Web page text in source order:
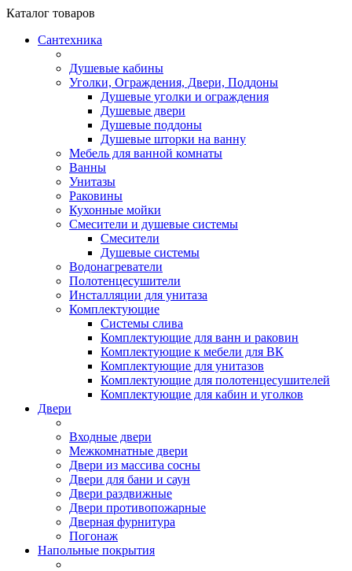
Каталог товаров
Сантехника
Душевые кабины
Уголки, Ограждения, Двери, Поддоны
Душевые уголки и ограждения
Душевые двери
Душевые поддоны
Душевые шторки на ванну
Мебель для ванной комнаты
Ванны
Унитазы
Раковины
Кухонные мойки
Смесители и душевые системы
Смесители
Душевые системы
Водонагреватели
Полотенцесушители
Инсталляции для унитаза
Комплектующие
Системы слива
Комплектующие для ванн и раковин
Комплектующие к мебели для ВК
Комплектующие для унитазов
Комплектующие для полотенцесушителей
Комплектующие для кабин и уголков
Двери
Входные двери
Межкомнатные двери
Двери из массива сосны
Двери для бани и саун
Двери раздвижные
Двери противопожарные
Дверная фурнитура
Погонаж
Напольные покрытия